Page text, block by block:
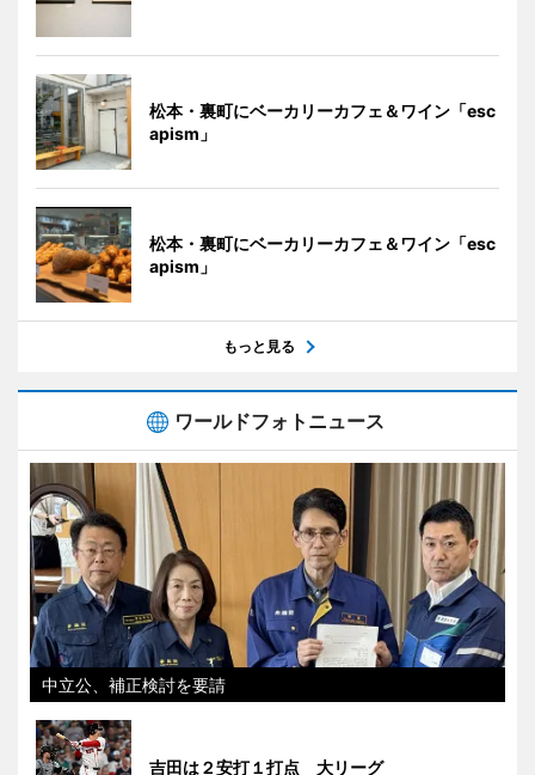
松本・裏町にベーカリーカフェ＆ワイン「esc
apism」
松本・裏町にベーカリーカフェ＆ワイン「esc
apism」
もっと見る
ワールドフォトニュース
中立公、補正検討を要請
吉田は２安打１打点 大リーグ